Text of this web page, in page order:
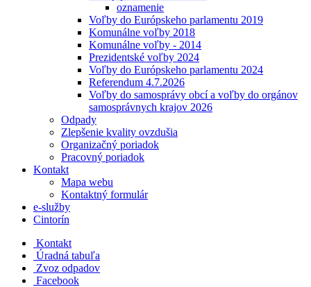
oznamenie
Voľby do Európskeho parlamentu 2019
Komunálne voľby 2018
Komunálne voľby - 2014
Prezidentské voľby 2024
Voľby do Európskeho parlamentu 2024
Referendum 4.7.2026
Voľby do samosprávy obcí a voľby do orgánov
samosprávnych krajov 2026
Odpady
Zlepšenie kvality ovzdušia
Organizačný poriadok
Pracovný poriadok
Kontakt
Mapa webu
Kontaktný formulár
e-služby
Cintorín
Kontakt
Úradná tabuľa
Zvoz odpadov
Facebook